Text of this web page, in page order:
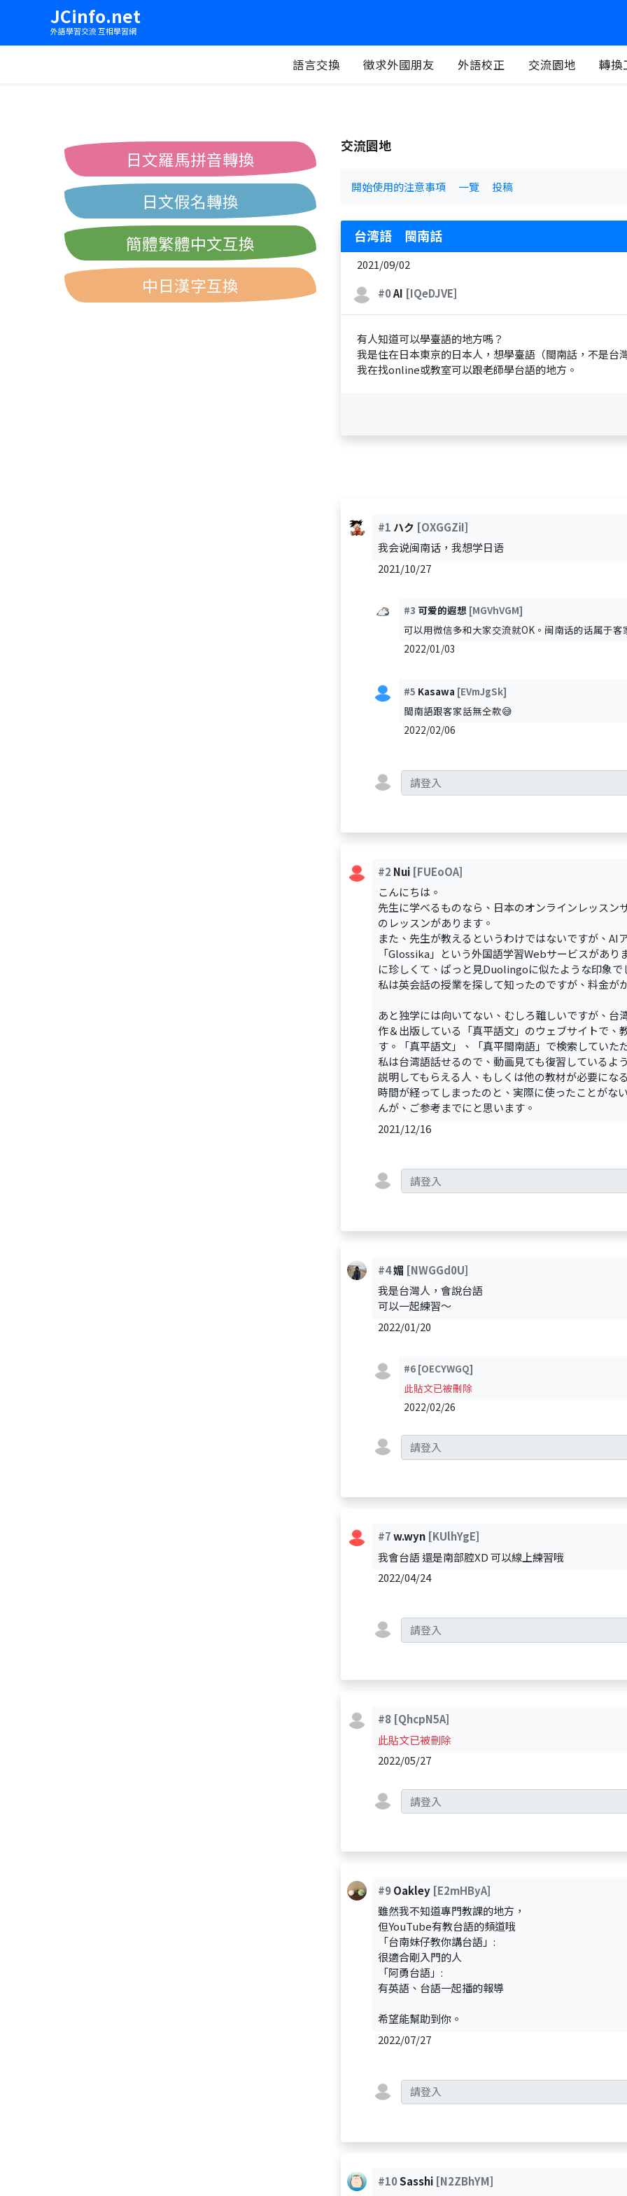
JCinfo.net
外語學習交流 互相學習網
語言交換 徵求外國朋友 外語校正 交流園地 轉換
交流園地
開始使用的注意事項 一覽 投稿
台湾語 閩南話
2021/09/02
#0AI [IQeDJVE]
有人知道可以學臺語的地方嗎？
我是住在日本東京的日本人，想學臺語（閩南話，不是台
我在找online或教室可以跟老師學台語的地方。
#1 ハク [OXGGZiI]
我会说闽南话，我想学日语
2021/10/27
#3 可爱的遐想 [MGVhVGM]
可以用微信多和大家交流就OK。闽南话的话属于
2022/01/03
#5 Kasawa [EVmJgSk]
閩南語跟客家話無仝款😅
2022/02/06
#2 Nui [FUEoOA]
こんにちは。
先生に学べるものなら、日本のオンラインレッス
のレッスンがあります。
また、先生が教えるというわけではないですが、
「Glossika」という外国語学習Webサービスがあ
に珍しくて、ぱっと見Duolingoに似たような印象
私は英会話の授業を探して知ったのですが、料金が
あと独学には向いてない、むしろ難しいですが、
作＆出版している「真平語文」のウェブサイトで
す。「真平語文」、「真平閩南語」で検索していた
私は台湾語話せるので、動画見ても復習している
説明してもらえる人、もしくは他の教材が必要にな
時間が経ってしまったのと、実際に使ったことがな
んが、ご参考までにと思います。
2021/12/16
#4媚 [NWGGd0U]
我是台灣人，會說台語
可以一起練習～
2022/01/20
#6 [OECYWGQ]
此貼文已被刪除
2022/02/26
#7w.wyn [KUlhYgE]
我會台語 還是南部腔XD 可以線上練習哦
2022/04/24
#8 [QhcpN5A]
此貼文已被刪除
2022/05/27
#9Oakley [E2mHByA]
雖然我不知道專門教課的地方，
但YouTube有教台語的頻道哦
「台南妹仔教你講台語」:
很適合剛入門的人
「阿勇台語」:
有英語、台語一起播的報導
希望能幫助到你。
2022/07/27
#10Sasshi [N2ZBhYM]
日文羅馬拼音轉換
日文假名轉換
簡體繁體中文互換
中日漢字互換